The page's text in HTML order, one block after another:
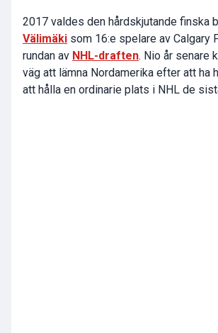
2017 valdes den hårdskjutande finska
Välimäki som 16:e spelare av Calgary
rundan av NHL-draften. Nio år senare
väg att lämna Nordamerika efter att ha
att hålla en ordinarie plats i NHL de